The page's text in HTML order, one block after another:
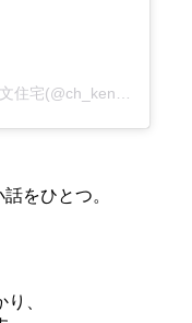
をひとつ。
、